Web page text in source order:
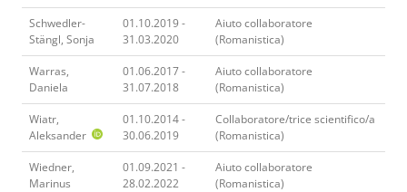
Schwedler-
Stängl, Sonja
01.10.2019 -
31.03.2020
Aiuto collaboratore
(Romanistica)
Warras,
Daniela
01.06.2017 -
31.07.2018
Aiuto collaboratore
(Romanistica)
Wiatr,
Aleksander
01.10.2014 -
30.06.2019
Collaboratore/trice scientifico/a
(Romanistica)
Wiedner,
Marinus
01.09.2021 -
28.02.2022
Aiuto collaboratore
(Romanistica)